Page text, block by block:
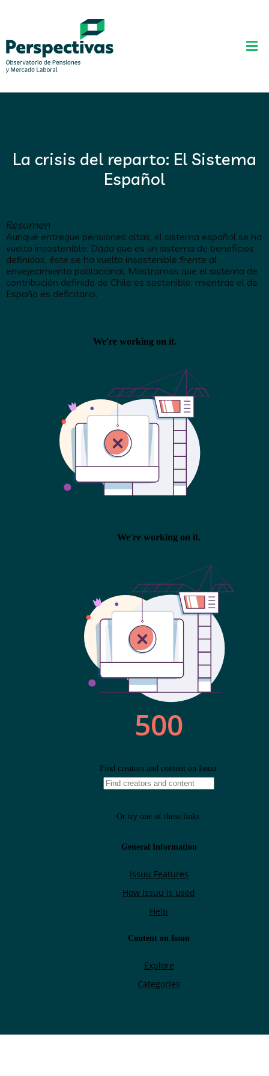
La crisis del reparto: El Sistema
Español
Resumen
Aunque entregue pensiones altas, el sistema español se ha
vuelto insostenible. Dado que es un sistema de beneficios
definidos, éste se ha vuelto insostenible frente al
envejecimiento poblacional. Mostramos que el sistema de
contribución definida de Chile es sostenible, mientras el de
España es deficitario.